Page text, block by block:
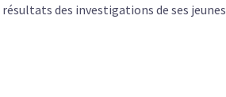
des investigations de ses jeunes